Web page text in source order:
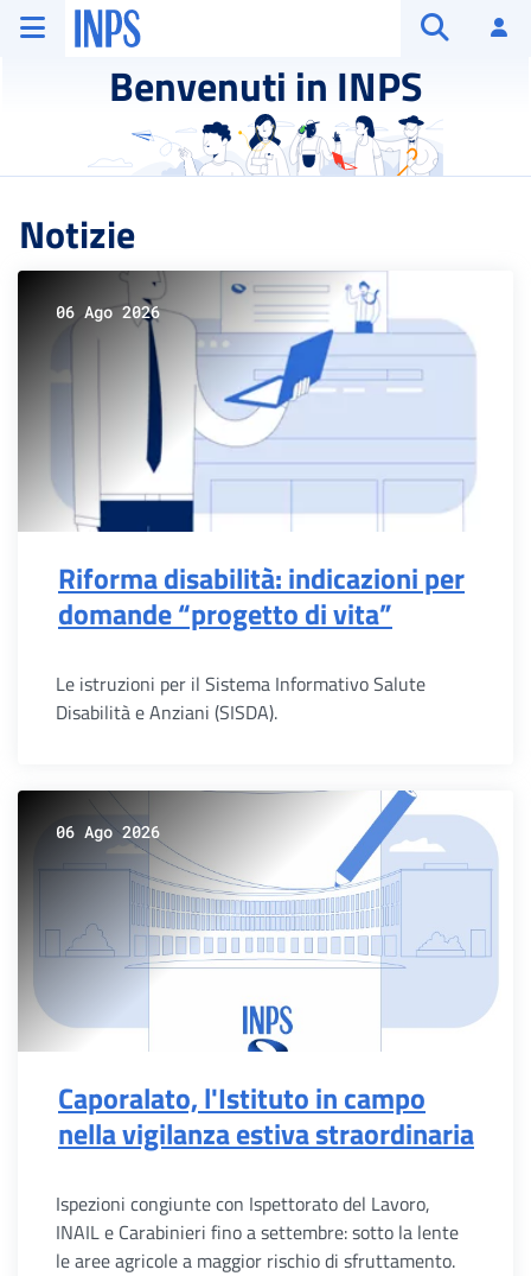
Vai al menu principale
Vai al contenuto principale
Vai al pie' di pagina
INPS ()
Benvenuti in INPS
Notizie
06 Ago 2026
Riforma disabilità: indicazioni per
domande “progetto di vita”
Le istruzioni per il Sistema Informativo Salute
Disabilità e Anziani (SISDA).
06 Ago 2026
Caporalato, l'Istituto in campo
nella vigilanza estiva straordinaria
Ispezioni congiunte con Ispettorato del Lavoro,
INAIL e Carabinieri fino a settembre: sotto la lente
le aree agricole a maggior rischio di sfruttamento.